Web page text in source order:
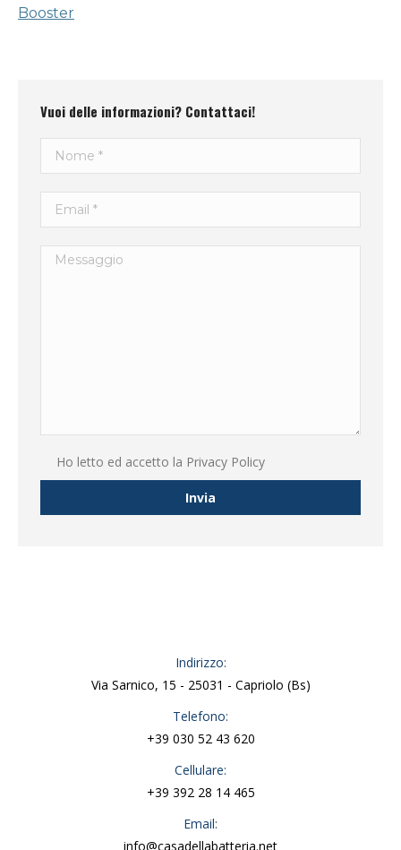
Vuoi delle informazioni? Contattaci!
Ho letto ed accetto la Privacy Policy
Indirizzo:
Via Sarnico, 15 - 25031 - Capriolo (Bs)
Telefono:
+39 030 52 43 620
Cellulare:
+39 392 28 14 465
Email:
info@casadellabatteria.net